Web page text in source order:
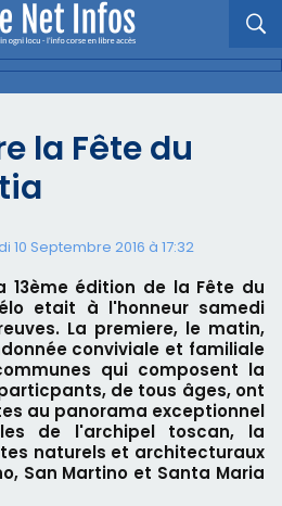
la Fête du
Septembre 2016 à 17:32
13ème édition de la Fête du
etait à l'honneur samedi
La premiere, le matin,
conviviale et familiale
qui composent la
de tous âges, ont
au panorama exceptionnel
de l'archipel toscan, la
naturels et architecturaux
San Martino et Santa Maria